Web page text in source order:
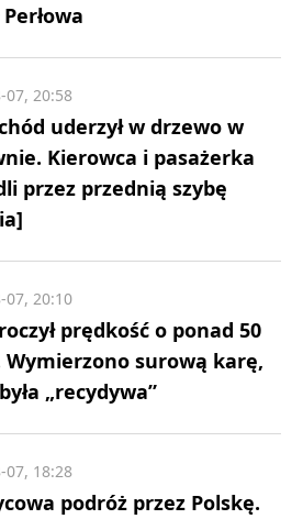
uderzył w drzewo w
Kierowca i pasażerka
przez przednią szybę
07, 20:58
prędkość o ponad 50
surową karę,
„recydywa”
07, 20:10
podróż przez Polskę.
07, 18:28